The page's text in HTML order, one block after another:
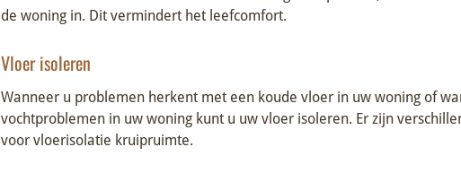
de woning in. Dit vermindert het leefcomfort.
Vloer isoleren
Wanneer u problemen herkent met een koude vloer in uw woning of
vochtproblemen in uw woning kunt u uw vloer isoleren. Er zijn
voor vloerisolatie kruipruimte.